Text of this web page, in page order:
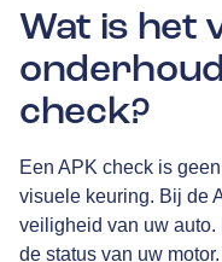
Wat is het
check?
Een APK check is
visuele keuring. Bij de
veiligheid van uw
de status van uw